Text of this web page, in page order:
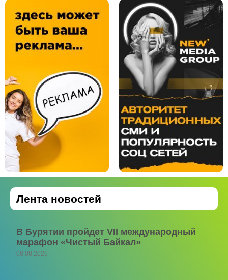
Лента новостей
В Бурятии пройдет VII международный
марафон «Чистый Байкал»
08.08.2026